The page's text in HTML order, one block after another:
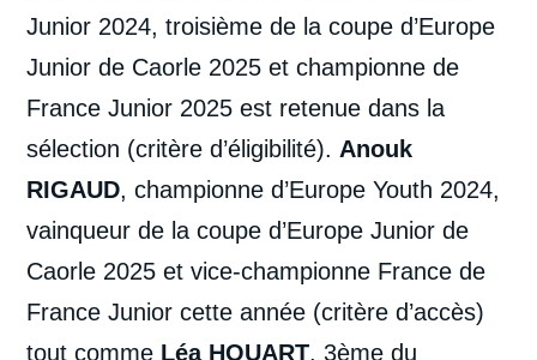
Junior 2024, troisième de la coupe d’Europe
Junior de Caorle 2025 et championne de
France Junior 2025 est retenue dans la
sélection (critère d’éligibilité). Anouk
RIGAUD, championne d’Europe Youth 2024,
vainqueur de la coupe d’Europe Junior de
Caorle 2025 et vice-championne France de
France Junior cette année (critère d’accès)
tout comme Léa HOUART, 3ème du